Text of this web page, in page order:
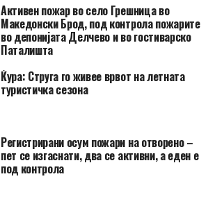
Активен пожар во село Грешница во
Македонски Брод, под контрола пожарите
во депонијата Делчево и во гостиварско
Паталишта
Ќура: Струга го живее врвот на летната
туристичка сезона
Регистрирани осум пожари на отворено –
пет се изгаснати, два се активни, а еден е
под контрола